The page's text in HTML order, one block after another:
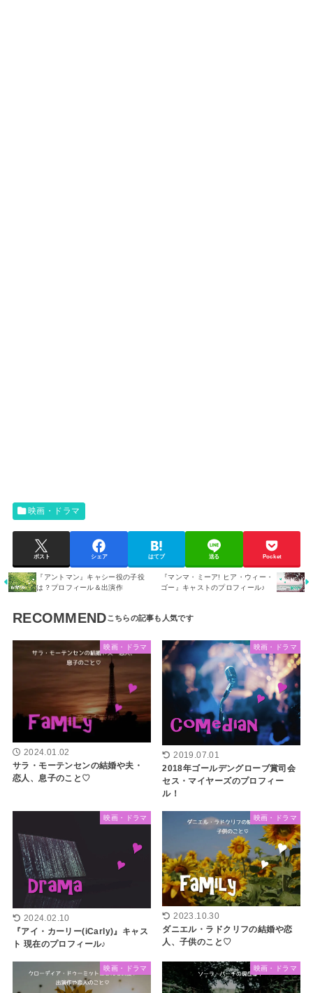
映画・ドラマ
ポスト シェア はてブ 送る Pocket
『アントマン』キャシー役の子役
は？プロフィール＆出演作
『マンマ・ミーア! ヒア・ウィー・
ゴー』キャストのプロフィール♪
RECOMMEND
映画・ドラマ
2024.01.02
サラ・モーテンセンの結婚や夫・
恋人、息子のこと♡
映画・ドラマ
2019.07.01
2018年ゴールデングローブ賞司会
セス・マイヤーズのプロフィー
ル！
映画・ドラマ
2024.02.10
『アイ・カーリー(iCarly)』キャス
ト 現在のプロフィール♪
映画・ドラマ
2023.10.30
ダニエル・ラドクリフの結婚や恋
人、子供のこと♡
映画・ドラマ 映画・ドラマ